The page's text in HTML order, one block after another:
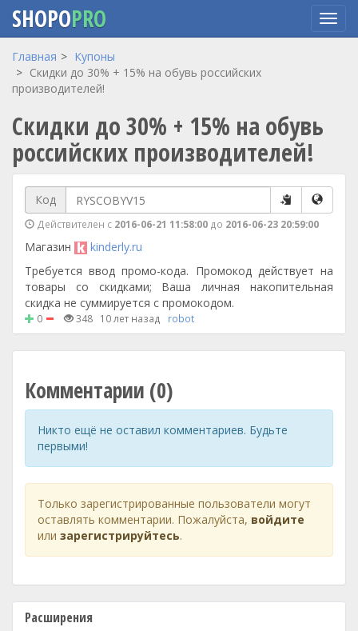
Перейти
основному
SHOPOPRO
Главная
Купоны
Скидки до 30% + 15% на обувь российских
производителей!
Скидки до 30% + 15% на обувь
российских производителей!
Код
Действителен с 2016-06-21 11:58:00 до 2016-06-23 20:59:00
Магазин
kinderly.ru
Требуется ввод промо-кода. Промокод действует на
товары со скидками; Ваша личная накопительная
скидка не суммируется с промокодом.
0 348 10 лет назад robot
Комментарии (0)
Никто ещё не оставил комментариев. Будьте
первыми!
Только зарегистрированные пользователи могут
оставлять комментарии. Пожалуйста, войдите
или зарегистрируйтесь.
Расширения